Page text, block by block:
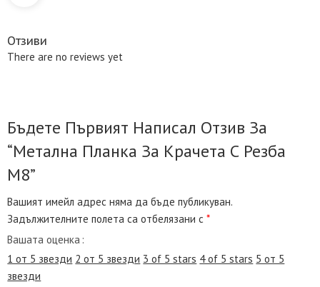
Отзиви
There are no reviews yet
Бъдете Първият Написал Отзив За
“Метална Планка За Крачета С Резба
М8”
Вашият имейл адрес няма да бъде публикуван.
Задължителните полета са отбелязани с*
Вашата оценка
1 от 5 звезди 2 от 5 звезди 3 of 5 stars 4 of 5 stars 5 от 5
звезди